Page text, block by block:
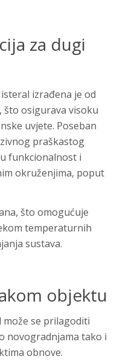
za dugi
izrađena je od
što osigurava visoku
uvjete. Poseban
praškastog
funkcionalnost i
okruženjima, poput
što omogućuje
temperaturnih
sustava.
objektu
se prilagoditi
novogradnjama tako i
obnove.